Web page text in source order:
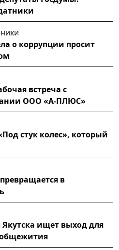
о коррупции просит
встреча с
ООО «А-ПЛЮС»
стук колес», который
в
ищет выход для